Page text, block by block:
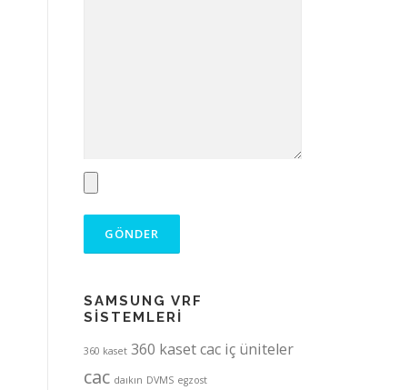
SAMSUNG VRF
SİSTEMLERİ
360 kaset 360 kaset cac iç üniteler
cac daıkın DVMS egzost